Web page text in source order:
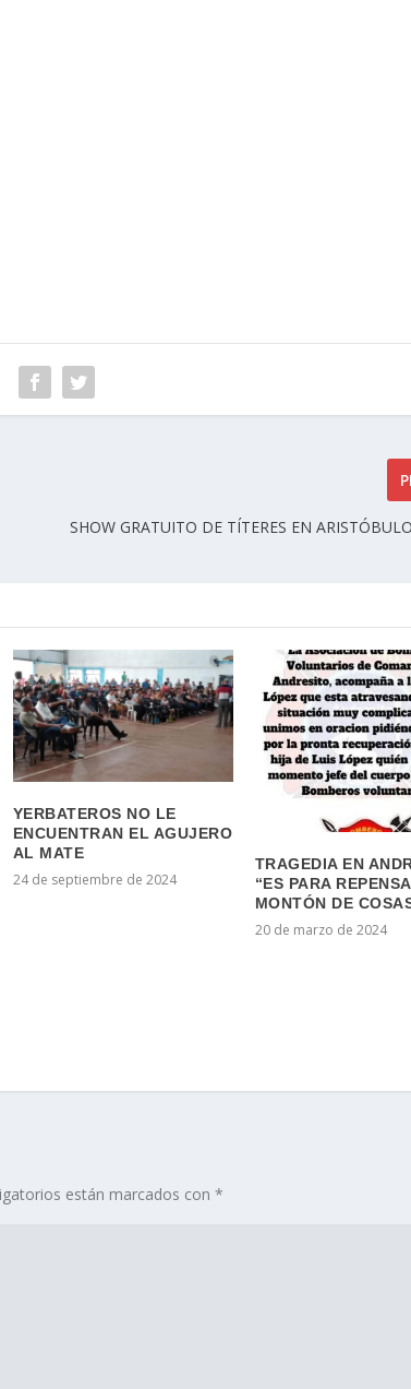
SHOW GRATUITO DE TÍTERES EN
YERBATEROS NO LE
ENCUENTRAN EL AGUJERO
AL MATE
24 de septiembre de 2024
TRAGEDIA EN
“ES PARA
MONTÓN DE
20 de marzo de 2024
están marcados con*